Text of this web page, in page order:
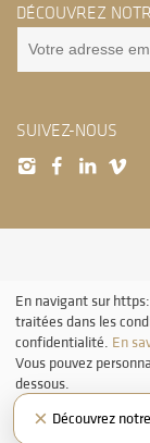
DÉCOUVREZ
SUIVEZ-NOUS
Tous droits réservés.
ainsi que toute
× Découvrez
En navigant sur
traitées dans les
confidentialité. En
Vous pouvez
dessous.
Laissez-moi choisir